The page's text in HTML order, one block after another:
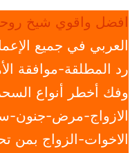
افضل واقوي شيخ
العربي في جميع
رد المطلقة-موافقة
وفك أخطر أنواع
الازواج-مرض-جنون-
الاخوات-الزواج بمن